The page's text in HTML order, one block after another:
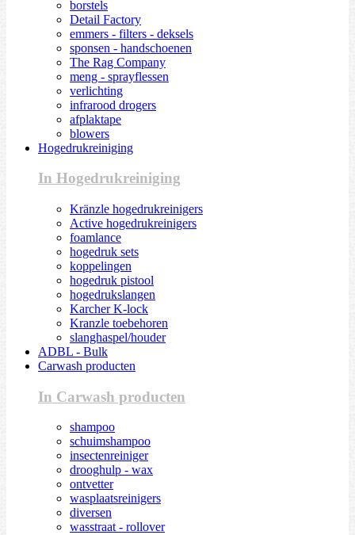
borstels
Detail Factory
emmers - filters - deksels
sponsen - handschoenen
The Rag Company
meng - sprayflessen
verlichting
infrarood drogers
afplaktape
blowers
Hogedrukreiniging
In Hogedrukreiniging
Kränzle hogedrukreinigers
Active hogedrukreinigers
foamlance
hogedruk sets
koppelingen
hogedruk pistool
hogedrukslangen
Karcher K-lock
Kranzle toebehoren
slanghaspel/houder
ADBL - Bulk
Carwash producten
In Carwash producten
shampoo
schuimshampoo
insectenreiniger
drooghulp - wax
ontvetter
wasplaatsreinigers
diversen
wasstraat - rollover